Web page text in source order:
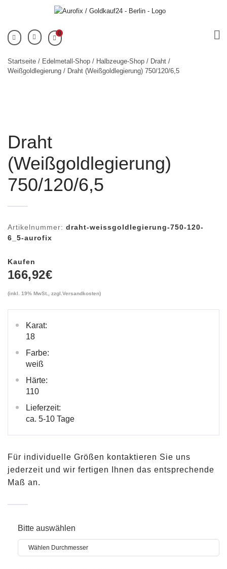
0
Startseite / Edelmetall-Shop / Halbzeuge-Shop / Draht /
Weißgoldlegierung / Draht (Weißgoldlegierung) 750/120/6,5
Draht
(Weißgoldlegierung)
750/120/6,5
Artikelnummer: draht-weissgoldlegierung-750-120-
6_5-aurofix
Kaufen
166,92€
(inkl. 19% MwSt., zzgl. Versandkosten)
Karat:
18
Farbe:
weiß
Härte:
110
Lieferzeit:
ca. 5-10 Tage
Für individuelle Größen kontaktieren Sie uns
jederzeit und wir fertigen Ihnen das entsprechende
Maß an.
Bitte auswählen